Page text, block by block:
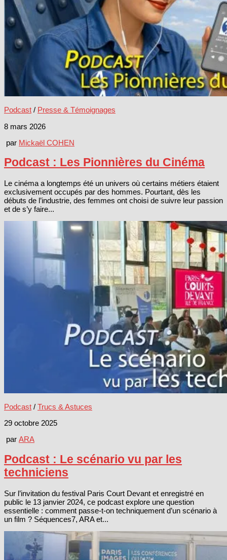
Podcast / Presse & Témoignages
8 mars 2026
par Mickaël COHEN
Podcast : Les Pionnières du Cinéma
Le cinéma a longtemps été un univers où certains métiers étaient
exclusivement occupés par des hommes. Pourtant, dès les
débuts de l’industrie, des femmes ont choisi de suivre leur passion
et de s’y faire...
Podcast / Trucs & Astuces
29 octobre 2025
par ARA
Podcast : Le scénario vu par les
techniciens
Sur l’invitation du festival Paris Court Devant et enregistré en
public le 13 janvier 2024, ce podcast explore une question
essentielle : comment passe-t-on techniquement d’un scénario à
un film ? Séquences7, ARA et...